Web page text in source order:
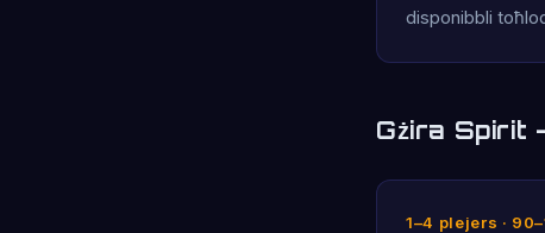
disponibbli
Gżira Spirit
1–4 plejers ·